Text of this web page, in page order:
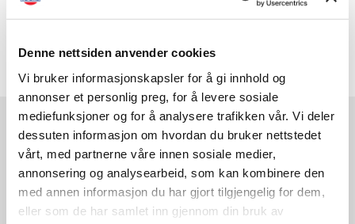
Denne nettsiden anvender cookies
Vi bruker informasjonskapsler for å gi innhold og
annonser et personlig preg, for å levere sosiale
mediefunksjoner og for å analysere trafikken vår. Vi deler
dessuten informasjon om hvordan du bruker nettstedet
vårt, med partnerne våre innen sosiale medier,
annonsering og analysearbeid, som kan kombinere den
med annen informasjon du har gjort tilgjengelig for dem,
eller som de har samlet inn gjennom din bruk av
SISTE NYTT